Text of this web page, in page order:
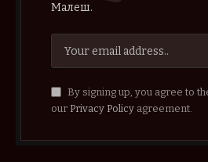
Малеш.
By signing up, you agree to
our Privacy Policyagreement.